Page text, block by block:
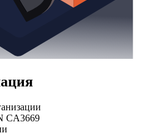
CA3669